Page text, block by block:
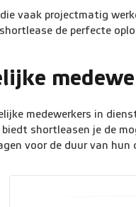
vaak projectmatig
de perfecte
medewerkers in
shortleasen je de
voor de duur van hun